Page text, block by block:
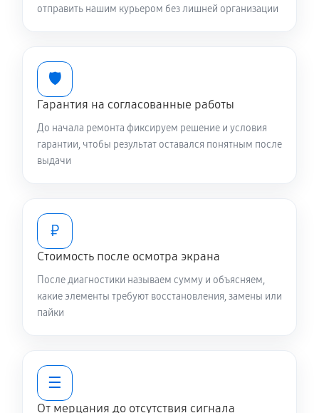
отправить нашим курьером без лишней организации
🛡️
Гарантия на согласованные работы
До начала ремонта фиксируем решение и условия
гарантии, чтобы результат оставался понятным после
выдачи
₽
Стоимость после осмотра экрана
После диагностики называем сумму и объясняем,
какие элементы требуют восстановления, замены или
пайки
☰
От мерцания до отсутствия сигнала